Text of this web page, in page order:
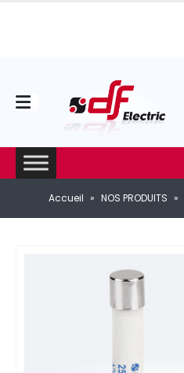
Accueil » NOS PRODUITS »